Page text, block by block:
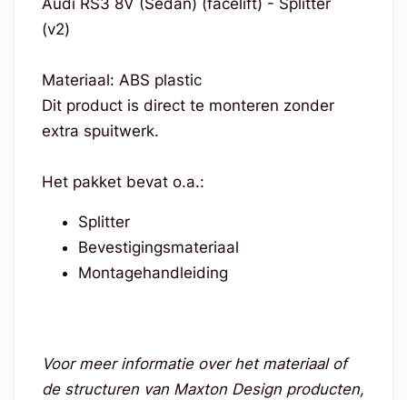
Audi RS3 8V (Sedan) (facelift) - Splitter
(v2)
Materiaal: ABS plastic
Dit product is direct te monteren zonder
extra spuitwerk.
Het pakket bevat o.a.:
Splitter
Bevestigingsmateriaal
Montagehandleiding
Voor meer informatie over het materiaal of
de structuren van Maxton Design producten,